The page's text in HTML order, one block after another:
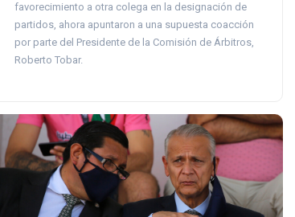
favorecimiento a otra colega en la designación de
partidos, ahora apuntaron a una supuesta coacción
por parte del Presidente de la Comisión de Árbitros,
Roberto Tobar.